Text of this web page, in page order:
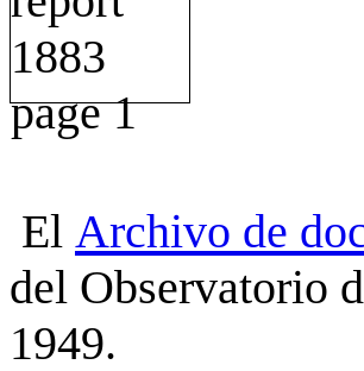
El Archivo de
del Observatorio
1949.